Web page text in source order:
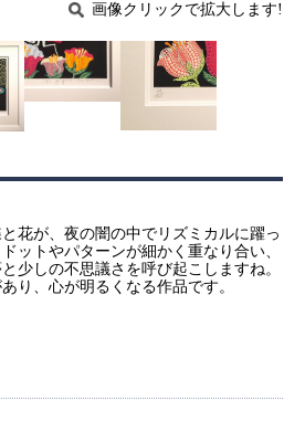
画像クリックで拡大します!
花が、夜の闇の中でリズミカルに躍っ
ットやパターンが細かく重なり合い、
少しの不思議さを呼び起こしますね。
り、心が明るくなる作品です。